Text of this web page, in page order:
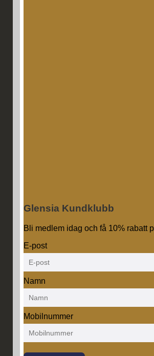
Glensia Kundklubb
Bli medlem idag och få 10% rabatt
E-post
Namn
Mobilnummer